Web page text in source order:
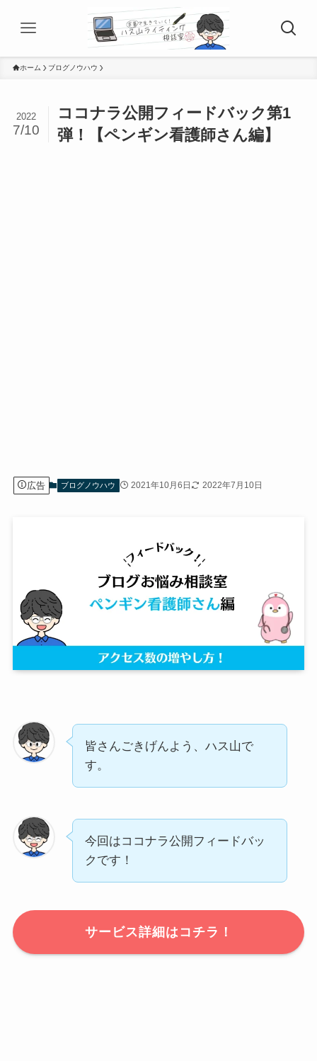
ホーム ブログノウハウ
ココナラ公開フィードバック第1
弾！【ペンギン看護師さん編】
2022
7/10
広告 ブログノウハウ 2021年10月6日 2022年7月10日
皆さんごきげんよう、ハス山で
す。
今回はココナラ公開フィードバッ
クです！
サービス詳細はコチラ！